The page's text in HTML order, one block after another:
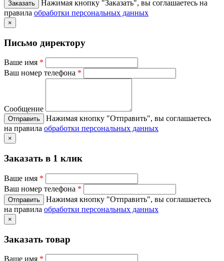
Нажимая кнопку "Заказать", вы соглашаетесь на
правила обработки персональных данных
×
Письмо директору
Ваше имя *
Ваш номер телефона *
Сообщение
Нажимая кнопку "Отправить", вы соглашаетесь
на правила обработки персональных данных
×
Заказать в 1 клик
Ваше имя *
Ваш номер телефона *
Нажимая кнопку "Отправить", вы соглашаетесь
на правила обработки персональных данных
×
Заказать товар
Ваше имя *